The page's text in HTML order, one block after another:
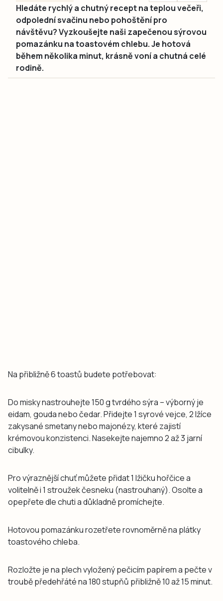
Hledáte rychlý a chutný recept na teplou večeři,
odpolední svačinu nebo pohoštění pro
návštěvu? Vyzkoušejte naši zapečenou sýrovou
pomazánku na toastovém chlebu. Je hotová
během několika minut, krásně voní a chutná celé
rodině.
Na přibližně 6 toastů budete potřebovat:
Do misky nastrouhejte 150 g tvrdého sýra – výborný je
eidam, gouda nebo čedar. Přidejte 1 syrové vejce, 2 lžíce
zakysané smetany nebo majonézy, které zajistí
krémovou konzistenci. Nasekejte najemno 2 až 3 jarní
cibulky.
Pro výraznější chuť můžete přidat 1 lžičku hořčice a
volitelně i 1 stroužek česneku (nastrouhaný). Osolte a
opepřete dle chuti a důkladně promíchejte.
Hotovou pomazánku rozetřete rovnoměrně na plátky
toastového chleba.
Rozložte je na plech vyložený pečicím papírem a pečte v
troubě předehřáté na 180 stupňů přibližně 10 až 15 minut.